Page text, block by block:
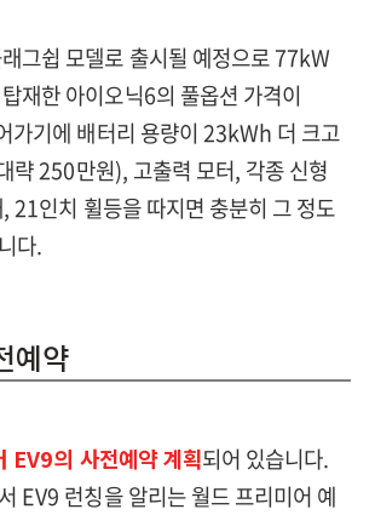
그쉽 모델로 출시될 예정으로 77kW
재한 아이오닉6의 풀옵션 가격이
가기에 배터리 용량이 23kWh 더 크고
략 250만원), 고출력 모터, 각종 신형
21인치 휠등을 따지면 충분히 그 정도
다.
예약
EV9의 사전예약 계획되어 있습니다.
EV9 런칭을 알리는 월드 프리미어 예